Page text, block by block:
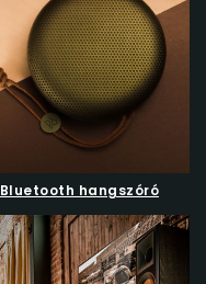
Bluetooth hangszóró